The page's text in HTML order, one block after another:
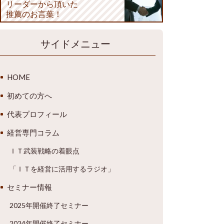
リーダーから頂いた
推薦のお言葉！
サイドメニュー
HOME
初めての方へ
代表プロフィール
経営専門コラム
ＩＴ武装戦略の着眼点
「ＩＴを経営に活用するラジオ」
セミナー情報
2025年開催終了セミナー